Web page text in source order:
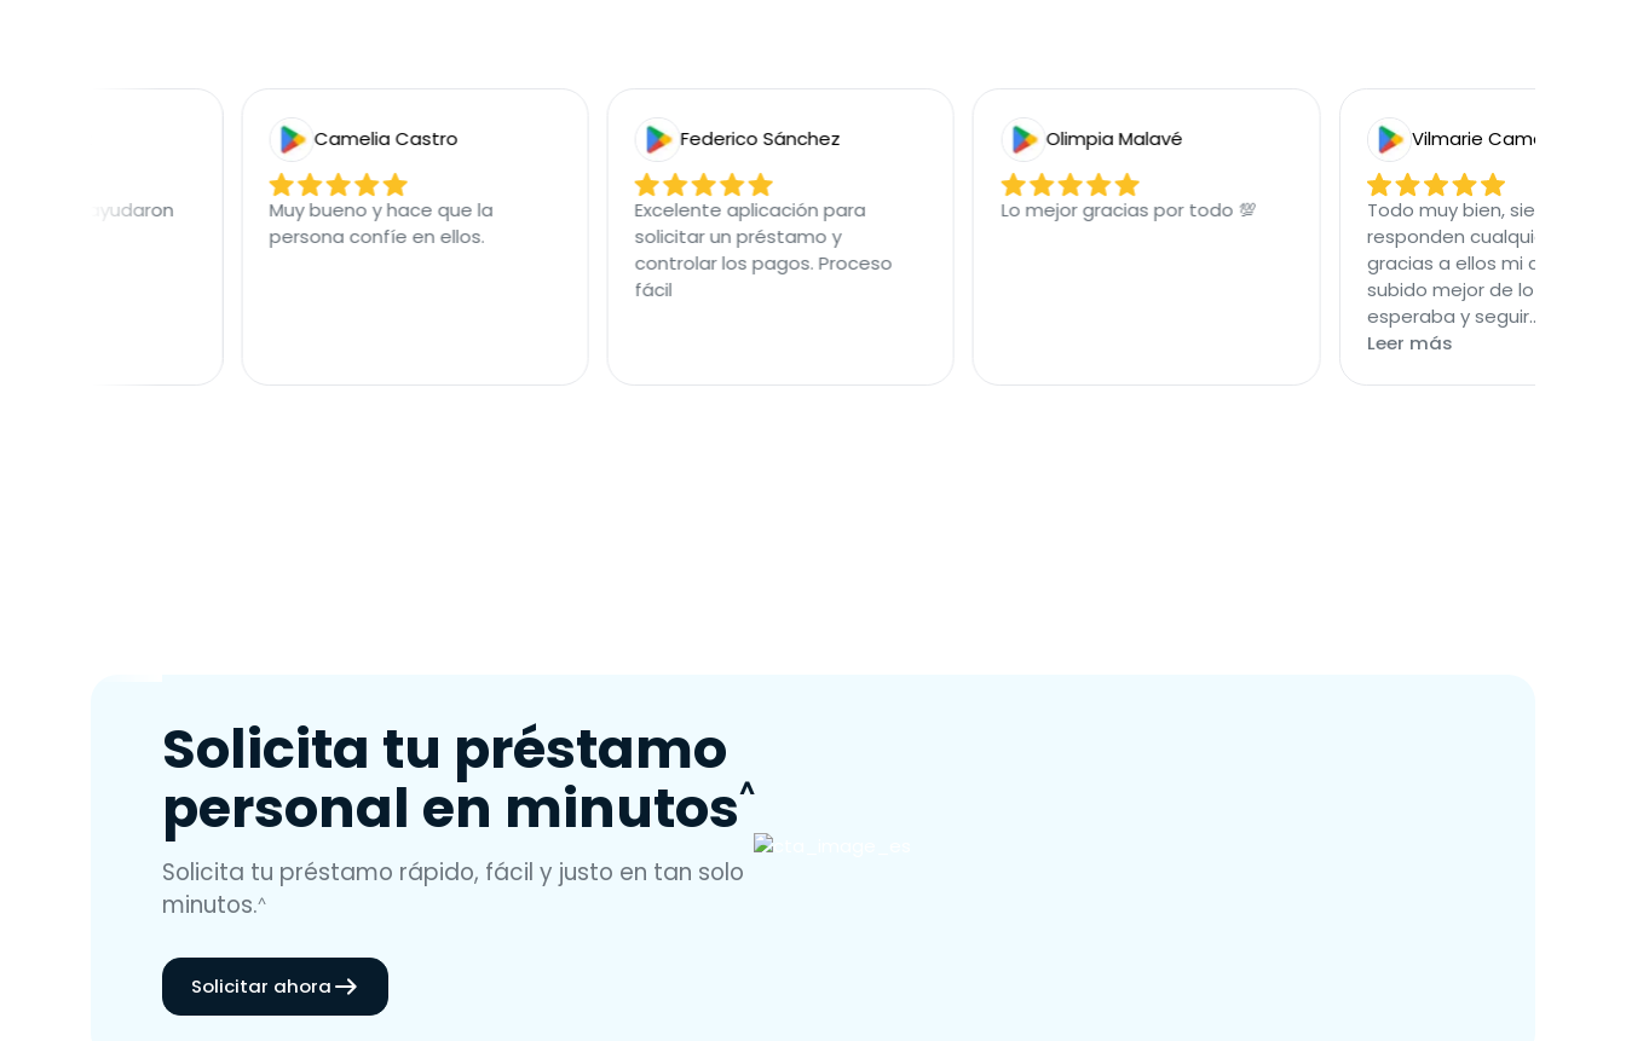
ayudaron
Camelia Castro
Muy bueno y hace que la
persona confíe en ellos.
Federico Sánchez
Excelente aplicación para
solicitar un préstamo y
controlar los pagos. Proceso
fácil
Olimpia Malavé
Lo mejor gracias por todo 💯
Vilmarie Camacho
Todo muy bien, siempre
responden cualquier duda y
gracias a ellos mi crédito ha
subido mejor de lo que
esperaba y seguir...
Leer más
Solicita tu préstamo
personal en minutos^
Solicita tu préstamo rápido, fácil y justo en tan solo
minutos.^
Solicitar ahora